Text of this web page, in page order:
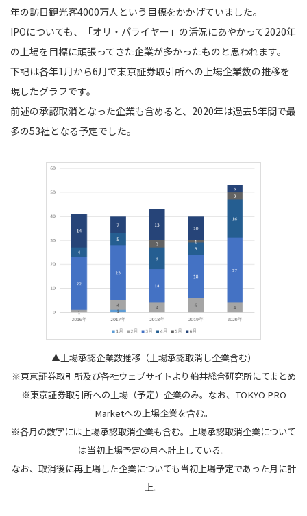
年の訪日観光客4000万人という目標をかかげていました。
IPOについても、「オリ・パライヤー」の活況にあやかって2020年
の上場を目標に頑張ってきた企業が多かったものと思われます。
下記は各年1月から6月で東京証券取引所への上場企業数の推移を
現したグラフです。
前述の承認取消となった企業も含めると、2020年は過去5年間で最
多の53社となる予定でした。
▲上場承認企業数推移（上場承認取消し企業含む）
※東京証券取引所及び各社ウェブサイトより船井総合研究所にてまとめ
※東京証券取引所への上場（予定）企業のみ。なお、TOKYO PRO
Marketへの上場企業を含む。
※各月の数字には上場承認取消企業も含む。上場承認取消企業について
は当初上場予定の月へ計上している。
なお、取消後に再上場した企業についても当初上場予定であった月に計
上。